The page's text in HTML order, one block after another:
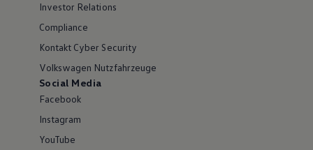
Investor Relations
Compliance
Kontakt Cyber Security
Volkswagen Nutzfahrzeuge
Social Media
Facebook
Instagram
YouTube